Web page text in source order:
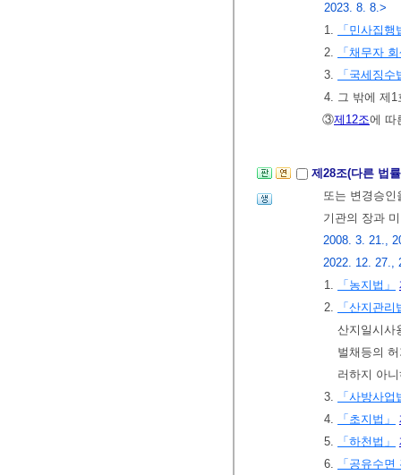
2023. 8. 8.>
1.
「민사집행
2.
「채무자
3.
「국세징수
4. 그 밖에 제1
③제12조에 따
제28조(다른 법
또는 변경승
기관의 장과
2008. 3. 21.,
2022. 12. 27.,
1.
「농지법」
2.
「산지관리
산지일시사
벌채등의
러하지 아
3.
「사방사업
4.
「초지법」
5.
「하천법」
6.
「공유수